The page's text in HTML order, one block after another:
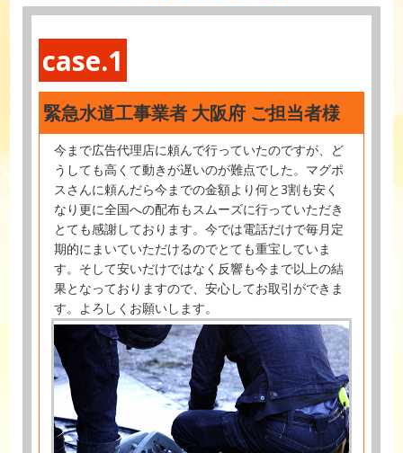
case.1
緊急水道工事業者 大阪府 ご担当者様
今まで広告代理店に頼んで行っていたのですが、ど
うしても高くて動きが遅いのが難点でした。マグポ
スさんに頼んだら今までの金額より何と3割も安く
なり更に全国への配布もスムーズに行っていただき
とても感謝しております。今では電話だけで毎月定
期的にまいていただけるのでとても重宝していま
す。そして安いだけではなく反響も今まで以上の結
果となっておりますので、安心してお取引ができま
す。よろしくお願いします。